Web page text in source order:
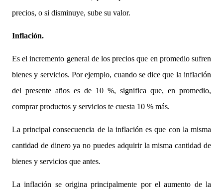
precios, o si disminuye, sube su valor.
Inflación.
Es el incremento general de los precios que en promedio sufren
bienes y servicios. Por ejemplo, cuando se dice que la inflación
del presente años es de 10 %, significa que, en promedio,
comprar productos y servicios te cuesta 10 % más.
La principal consecuencia de la inflación es que con la misma
cantidad de dinero ya no puedes adquirir la misma cantidad de
bienes y servicios que antes.
La inflación se origina principalmente por el aumento de la